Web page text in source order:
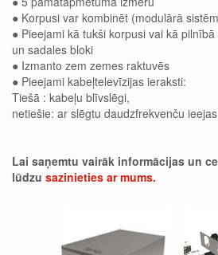
● Korpusi var kombinēt (modulārā
● Pieejami kā tukši korpusi vai kā
un sadales bloki
● Izmanto zem zemes raktuvēs
● Pieejami kabeļtelevīzijas ieraksti:
Tiešā : kabeļu blīvslēgi,
netiešie: ar slēgtu daudzfrekvenču
Lai saņemtu vairāk informācijas un
lūdzu sazinieties ar mums.